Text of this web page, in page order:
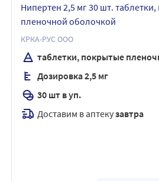
Нипертен 2,5 мг 30 шт.
пленочной оболочкой
КРКА-РУС ООО
таблетки, покрытые
Дозировка 2,5 мг
30 шт в уп.
Доставим в аптекузавтра